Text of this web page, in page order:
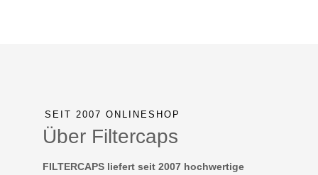
SEIT 2007 ONLINESHOP
Über Filtercaps
FILTERCAPS liefert seit 2007 hochwertige